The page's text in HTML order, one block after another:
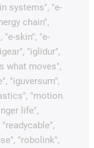
systems", "e-
chain",
"e-skin", "e-
"iglidur",
what moves",
"iguversum",
"motion
life",
"readycable",
"robolink",